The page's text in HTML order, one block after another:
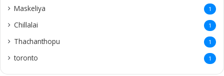
Maskeliya 1
Chillalai 1
Thachanthopu 1
toronto 1